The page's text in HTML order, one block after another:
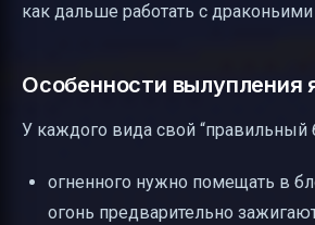
как дальше работать с
Особенности вылупления
У каждого вида свой “правильный
огненного нужно помещать в
огонь предварительно